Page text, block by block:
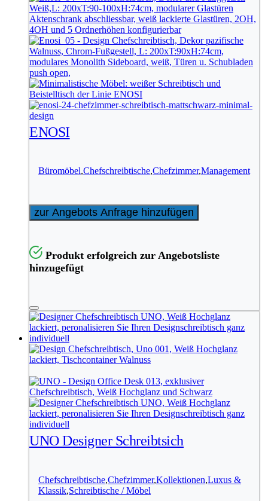
ENOSI
Büromöbel,Chefschreibtische,Chefzimmer,Management
zur Angebots Anfrage hinzufügen
Produkt erfolgreich zur Angebotsliste
hinzugefügt
UNO Designer Schreibtsich
Chefschreibtische,Chefzimmer,Kollektionen,Luxus &
Klassik,Schreibtische / Möbel